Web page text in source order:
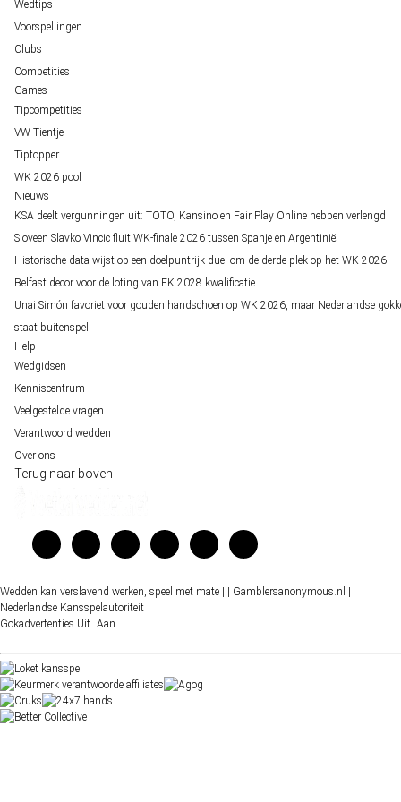
Wedtips
Voorspellingen
Clubs
Competities
Games
Tipcompetities
VW-Tientje
Tiptopper
WK 2026 pool
Nieuws
KSA deelt vergunningen uit: TOTO, Kansino en Fair Play Online hebben verlengd
Sloveen Slavko Vincic fluit WK-finale 2026 tussen Spanje en Argentinië
Historische data wijst op een doelpuntrijk duel om de derde plek op het WK 2026
Belfast decor voor de loting van EK 2028 kwalificatie
Unai Simón favoriet voor gouden handschoen op WK 2026, maar Nederlandse
staat buitenspel
Help
Wedgidsen
Kenniscentrum
Veelgestelde vragen
Verantwoord wedden
Over ons
Terug naar boven
Wedden kan verslavend werken, speel met mate | | Gamblersanonymous.nl
Nederlandse Kansspelautoriteit
Gokadvertenties Uit Aan